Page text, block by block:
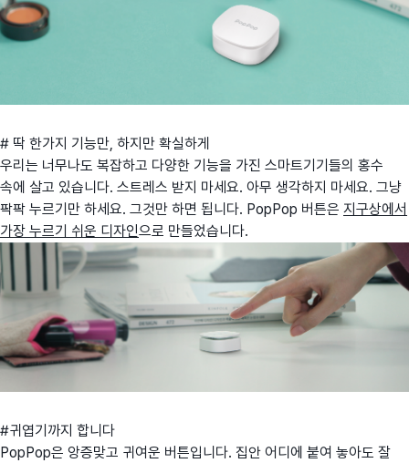
# 딱 한가지 기능만, 하지만 확실하게
우리는 너무나도 복잡하고 다양한 기능을 가진 스마트기기들의 홍수
속에 살고 있습니다. 스트레스 받지 마세요. 아무 생각하지 마세요. 그냥
팍팍 누르기만 하세요. 그것만 하면 됩니다. PopPop 버튼은 지구상에서
가장 누르기 쉬운 디자인으로 만들었습니다.
#귀엽기까지 합니다
PopPop은 앙증맞고 귀여운 버튼입니다. 집안 어디에 붙여 놓아도 잘